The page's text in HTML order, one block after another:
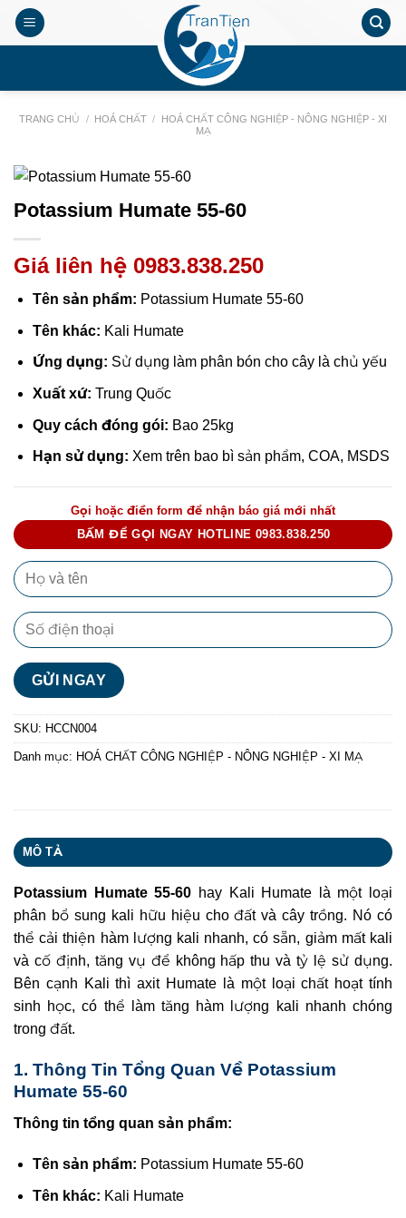
Chuyển
đến
.
TRANG CHỦ / HOÁ CHẤT /
HOÁ CHẤT CÔNG NGHIỆP - NÔNG NGHIỆP - XI
MẠ
Potassium Humate 55-60
Giá liên hệ 0983.838.250
Tên sản phẩm: Potassium Humate 55-60
Tên khác: Kali Humate
Ứng dụng: Sử dụng làm phân bón cho cây là chủ yếu
Xuất xứ: Trung Quốc
Quy cách đóng gói: Bao 25kg
Hạn sử dụng: Xem trên bao bì sản phẩm, COA, MSDS
Gọi hoặc điền form để nhận báo giá mới nhất
BẤM ĐỂ GỌI NGAY HOTLINE 0983.838.250
SKU: HCCN004
Danh mục: HOÁ CHẤT CÔNG NGHIỆP - NÔNG NGHIỆP - XI MẠ
MÔ TẢ
Potassium Humate 55-60 hay Kali Humate là một loại
phân bổ sung kali hữu hiệu cho đất và cây trồng. Nó có
thể cải thiện hàm lượng kali nhanh, có sẵn, giảm mất kali
và cố định, tăng vụ để không hấp thu và tỷ lệ sử dụng.
Bên cạnh Kali thì axit Humate là một loại chất hoạt tính
sinh học, có thể làm tăng hàm lượng kali nhanh chóng
trong đất.
1. Thông Tin Tổng Quan Về Potassium
Humate 55-60
Thông tin tổng quan sản phẩm:
Tên sản phẩm: Potassium Humate 55-60
Tên khác: Kali Humate